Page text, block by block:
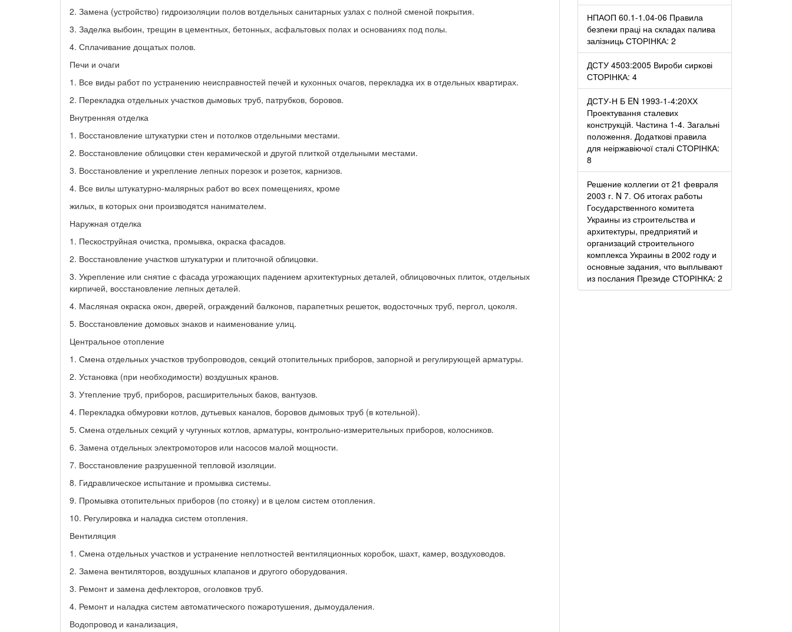
2. Замена (устройство) гидроизоляции полов вотдельных санитарных узлах с полной сменой покрытия.
3. Заделка выбоин, трещин в цементных, бетонных, асфальтовых полах и основаниях под полы.
4. Сплачивание дощатых полов.
Печи и очаги
1. Все виды работ по устранению неисправностей печей и кухонных очагов, перекладка их в отдельных квартирах.
2. Перекладка отдельных участков дымовых труб, патрубков, боровов.
Внутренняя отделка
1. Восстановление штукатурки стен и потолков отдельными местами.
2. Восстановление облицовки стен керамической и другой плиткой отдельными местами.
3. Восстановление и укрепление лепных порезок и розеток, карнизов.
4. Все вилы штукатурно-малярных работ во всех помещениях, кроме
жилых, в которых они производятся нанимателем.
Наружная отделка
1. Пескоструйная очистка, промывка, окраска фасадов.
2. Восстановление участков штукатурки и плиточной облицовки.
3. Укрепление или снятие с фасада угрожающих падением архитектурных деталей, облицовочных плиток, отдельных
кирпичей, восстановление лепных деталей.
4. Масляная окраска окон, дверей, ограждений балконов, парапетных решеток, водосточных труб, пергол, цоколя.
5. Восстановление домовых знаков и наименование улиц.
Центральное отопление
1. Смена отдельных участков трубопроводов, секций отопительных приборов, запорной и регулирующей арматуры.
2. Установка (при необходимости) воздушных кранов.
3. Утепление труб, приборов, расширительных баков, вантузов.
4. Перекладка обмуровки котлов, дутьевых каналов, боровов дымовых труб (в котельной).
5. Смена отдельных секций у чугунных котлов, арматуры, контрольно-измерительных приборов, колосников.
6. Замена отдельных электромоторов или насосов малой мощности.
7. Восстановление разрушенной тепловой изоляции.
8. Гидравлическое испытание и промывка системы.
9. Промывка отопительных приборов (по стояку) и в целом систем отопления.
10. Регулировка и наладка систем отопления.
Вентиляция
1. Смена отдельных участков и устранение неплотностей вентиляционных коробок, шахт, камер, воздуховодов.
2. Замена вентиляторов, воздушных клапанов и другого оборудования.
3. Ремонт и замена дефлекторов, оголовков труб.
4. Ремонт и наладка систем автоматического пожаротушения, дымоудаления.
Водопровод и канализация,
НПАОП 60.1-1.04-06 Правила
безпеки праці на складах палива
залізниць СТОРІНКА: 2
ДСТУ 4503:2005 Вироби сиркові
СТОРІНКА: 4
ДСТУ-Н Б EN 1993-1-4:20ХХ
Проектування сталевих
конструкцій. Частина 1-4. Загальні
положення. Додаткові правила
для неіржавіючої сталі СТОРІНКА:
8
Решение коллегии от 21 февраля
2003 г. N 7. Об итогах работы
Государственного комитета
Украины из строительства и
архитектуры, предприятий и
организаций строительного
комплекса Украины в 2002 году и
основные задания, что выплывают
из послания Президе СТОРІНКА: 2